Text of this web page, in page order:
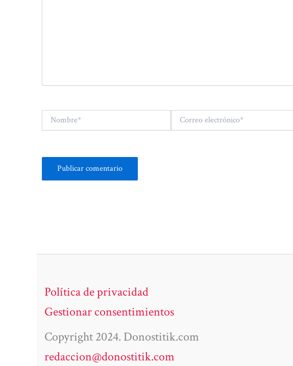
Nombre*
Correo
electrónico*
Política de privacidad
Gestionar consentimientos
Copyright 2024. Donostitik.com
redaccion@donostitik.com